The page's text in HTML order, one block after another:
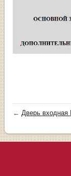
←Дверь входная